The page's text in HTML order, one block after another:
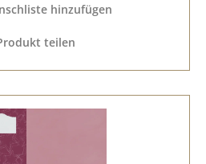
hinzufügen
teilen